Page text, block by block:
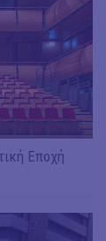
Εποχή